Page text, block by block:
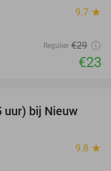
9.7 star
Regulier €29
€23
24%
uur) bij Nieuw
9.8 star